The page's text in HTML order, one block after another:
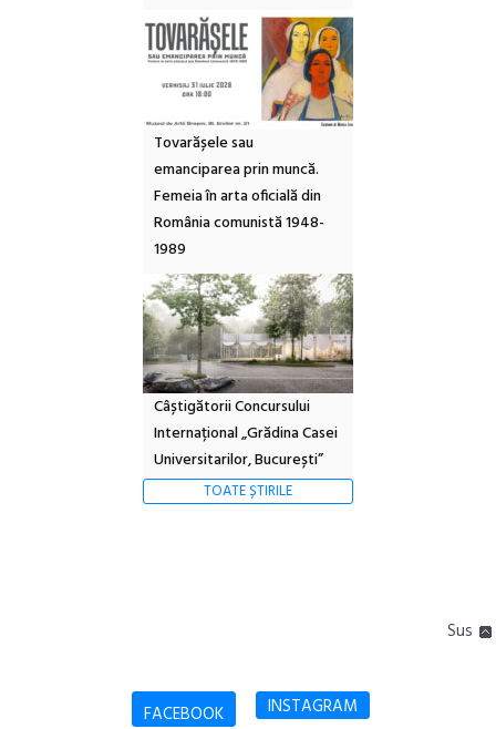
Tovarășele sau
emanciparea prin muncă.
Femeia în arta oficială din
România comunistă 1948-
1989
Câștigătorii Concursului
Internațional „Grădina Casei
Universitarilor, București”
TOATE ȘTIRILE
Sus
FACEBOOK INSTAGRAM